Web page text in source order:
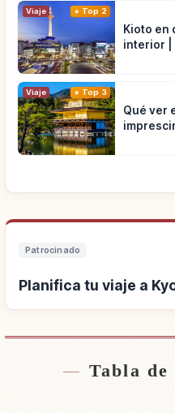
Viaje Top 2
Kioto en
interior |
Viaje Top 3
Qué ver
Patrocinado
Planifica tu viaje a
Buscar alojamiento
Tabla de